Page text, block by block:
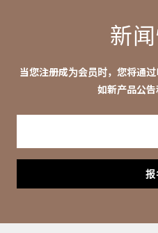
新
当您注册成为会员时，您将通
如新产品公告
报